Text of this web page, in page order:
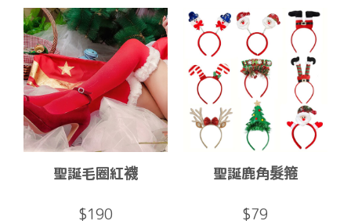
聖誕毛圈紅襪
$190
聖誕鹿角髮箍
$79